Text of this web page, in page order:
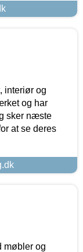
interiør og
og har
sker næste
at se deres
møbler og